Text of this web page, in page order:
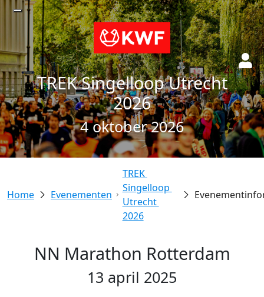
TREK Singelloop Utrecht
2026
4 oktober 2026
Evenementen
TREK
Singelloop
Utrecht
2026
NN Marathon Rotterdam
13 april 2025